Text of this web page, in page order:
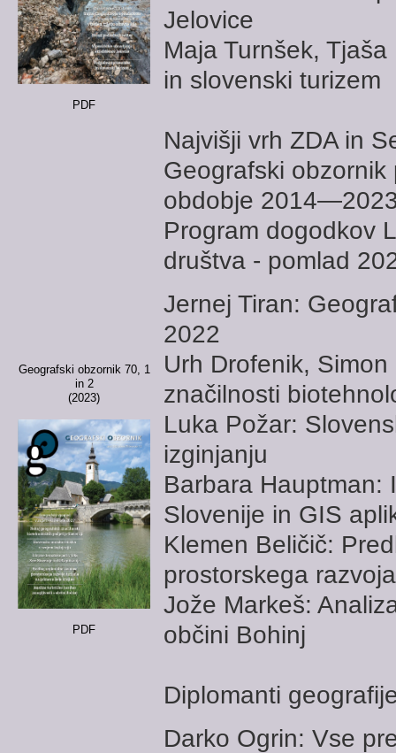
PDF
Jelovice
Maja Turnšek,
in slovenski turizem
Najvišji vrh ZDA in
Geografski
obdobje
Program dogodkov
društva - pomlad
Geografski obzornik 70, 1
in 2
(2023)
PDF
Jernej Tiran:
2022
Urh Drofenik,
značilnosti
Luka Požar:
izginjanju
Barbara Hauptman:
Slovenije in GIS
Klemen Beličič:
prostorskega
Jože Markeš:
občini Bohinj
Diplomanti
Darko Ogrin: Vse